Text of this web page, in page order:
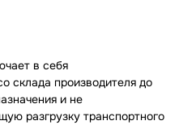
в себя
склада производителя до
и не
разгрузку транспортного